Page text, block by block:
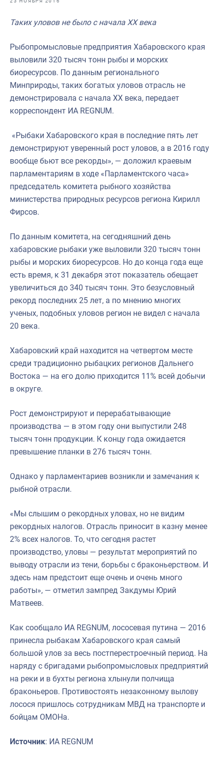
Выставки и конференции
Научно-практическая литература
Рыбоохрана России
Инфографика
Укрепление духовно-нравственных ценностей
Таких уловов не было с начала XX века
Рыбопромысловые предприятия Хабаровского края
выловили 320 тысяч тонн рыбы и морских
биоресурсов. По данным регионального
Минприроды, таких богатых уловов отрасль не
демонстрировала с начала XX века, передает
корреспондент ИА REGNUM.
«Рыбаки Хабаровского края в последние пять лет
демонстрируют уверенный рост уловов, а в 2016 году
вообще бьют все рекорды», — доложил краевым
парламентариям в ходе «Парламентского часа»
председатель комитета рыбного хозяйства
министерства природных ресурсов региона Кирилл
Фирсов.
По данным комитета, на сегодняшний день
хабаровские рыбаки уже выловили 320 тысяч тонн
рыбы и морских биоресурсов. Но до конца года еще
есть время, к 31 декабря этот показатель обещает
увеличиться до 340 тысяч тонн. Это безусловный
рекорд последних 25 лет, а по мнению многих
ученых, подобных уловов регион не видел с начала
20 века.
Хабаровский край находится на четвертом месте
среди традиционно рыбацких регионов Дальнего
Востока — на его долю приходится 11% всей добычи
в округе.
Рост демонстрируют и перерабатывающие
производства — в этом году они выпустили 248
тысяч тонн продукции. К концу года ожидается
превышение планки в 276 тысяч тонн.
Однако у парламентариев возникли и замечания к
рыбной отрасли.
«Мы слышим о рекордных уловах, но не видим
рекордных налогов. Отрасль приносит в казну менее
2% всех налогов. То, что сегодня растет
производство, уловы — результат мероприятий по
выводу отрасли из тени, борьбы с браконьерством. И
здесь нам предстоит еще очень и очень много
работы», — отметил зампред Закдумы Юрий
Матвеев.
Как сообщало ИА REGNUM, лососевая путина — 2016
принесла рыбакам Хабаровского края самый
большой улов за весь постперестроечный период. На
наряду с бригадами рыбопромысловых предприятий
на реки и в бухты региона хлынули полчища
браконьеров. Противостоять незаконному вылову
лосося пришлось сотрудникам МВД на транспорте и
бойцам ОМОНа.
Источник: ИА REGNUM